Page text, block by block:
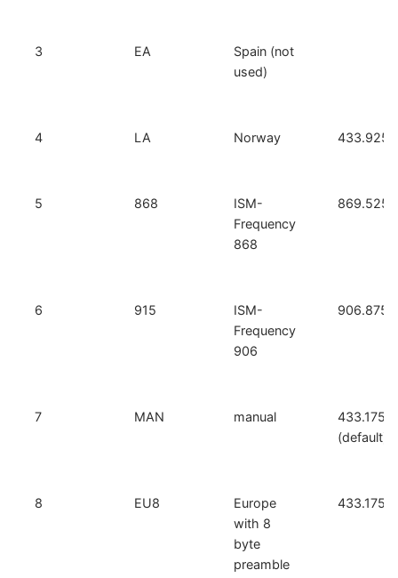
3 EA
Spain (not
used)
4 LA Norway 433.925
5 868
ISM-
Frequency
868
869.525
6 915
ISM-
Frequency
906
906.875
7 MAN manual
433.175
(default)
8 EU8
Europe
with 8
byte
preamble
433.175